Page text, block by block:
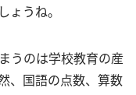
うね。
うのは学校教育の産
、国語の点数、算数